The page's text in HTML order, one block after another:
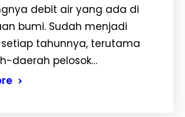
debit air yang ada di
bumi. Sudah menjadi
tahunnya, terutama
daerah pelosok…